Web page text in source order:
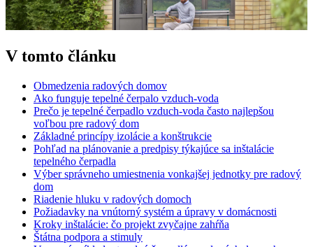
V tomto článku
Obmedzenia radových domov
Ako funguje tepelné čerpalo vzduch-voda
Prečo je tepelné čerpadlo vzduch-voda často najlepšou
voľbou pre radový dom
Základné princípy izolácie a konštrukcie
Pohľad na plánovanie a predpisy týkajúce sa inštalácie
tepelného čerpadla
Výber správneho umiestnenia vonkajšej jednotky pre radový
dom
Riadenie hluku v radových domoch
Požiadavky na vnútorný systém a úpravy v domácnosti
Kroky inštalácie: čo projekt zvyčajne zahŕňa
Štátna podpora a stimuly